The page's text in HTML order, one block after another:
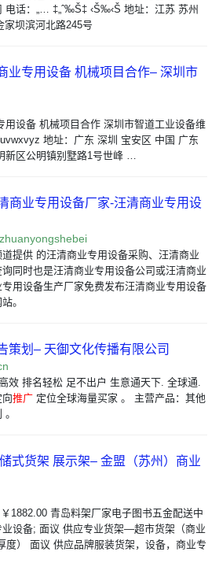
电话：„… ‡„ˆ‰Š‡ ‹Š‰‹Š 地址：江苏 苏州
家坝滨河北路245号
业专用设备 机械项目合作– 深圳市
用设备 机械项目合作 深圳市智道工业设备维
地址：广东 深圳 宝安区 中国 广东
新区公明镇别墅路1号世峰 …
商业专用设备厂家-汪清商业专用设
提供 的汪清商业专用设备采购、汪清商业
同时也是汪清商业专用设备公司或汪清商业
用设备生产厂家免费发布汪清商业专用设备
。
策划– 天御文化传播有限公司
效 排名轻松 足不出户 生意通天下. 全球通.
推广 定位全球海量买家 。 主营产品：其他
式货架 展示架– 金盟（苏州）商业
1882.00 青岛料架厂家电子图书五金配送中
设备; 面议 供应专业货架—超市货架（商业
度） 面议 供应品牌服装货架，设备，商业专